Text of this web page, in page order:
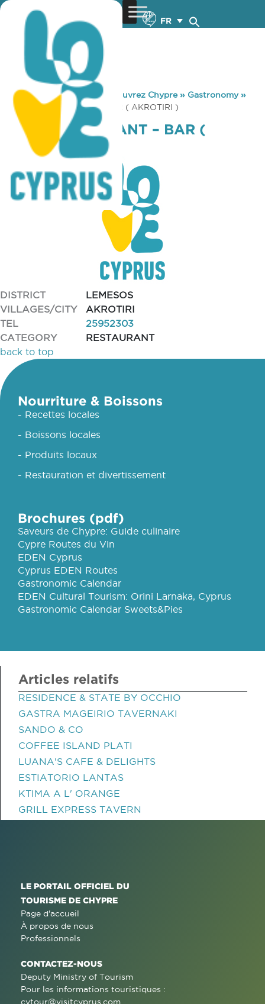
FR
You are here: Home »Découvrez Chypre» Gastronomy»
POLIS RESTAURANT – BAR ( AKROTIRI )
POLIS RESTAURANT – BAR (
AKROTIRI )
DISTRICT
LEMESOS
VILLAGES/CITY
AKROTIRI
TEL
25952303
CATEGORY
RESTAURANT
back to top
Nourriture & Boissons
- Recettes locales
- Boissons locales
- Produits locaux
- Restauration et divertissement
Brochures (pdf)
Saveurs de Chypre: Guide culinaire
Cypre Routes du Vin
EDEN Cyprus
Cyprus EDEN Routes
Gastronomic Calendar
EDEN Cultural Tourism: Orini Larnaka, Cyprus
Gastronomic Calendar Sweets&Pies
Articles relatifs
RESIDENCE & STATE BY OCCHIO
GASTRA MAGEIRIO TAVERNAKI
SANDO & CO
COFFEE ISLAND PLATI
LUANA'S CAFE & DELIGHTS
ESTIATORIO LANTAS
KTIMA A L' ORANGE
GRILL EXPRESS TAVERN
LE PORTAIL OFFICIEL DU
TOURISME DE CHYPRE
Page d'accueil
À propos de nous
Professionnels
CONTACTEZ-NOUS
Deputy Ministry of Tourism
Pour les informations touristiques :
cytour@visitcyprus.com